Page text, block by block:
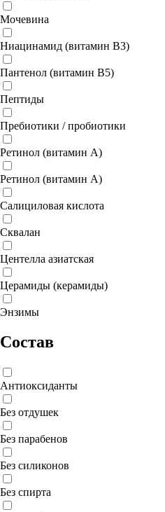
Мочевина
Ниацинамид (витамин B3)
Пантенол (витамин B5)
Пептиды
Пребиотики / пробиотики
Ретинол (витамин A)
Ретинол (витамин А)
Салициловая кислота
Сквалан
Центелла азиатская
Церамиды (керамиды)
Энзимы
Состав
Антиоксиданты
Без отдушек
Без парабенов
Без силиконов
Без спирта